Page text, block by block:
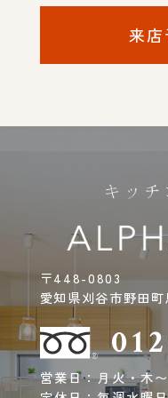
来
〒448-0803
愛知県刈谷市野田
営業日：月火・木